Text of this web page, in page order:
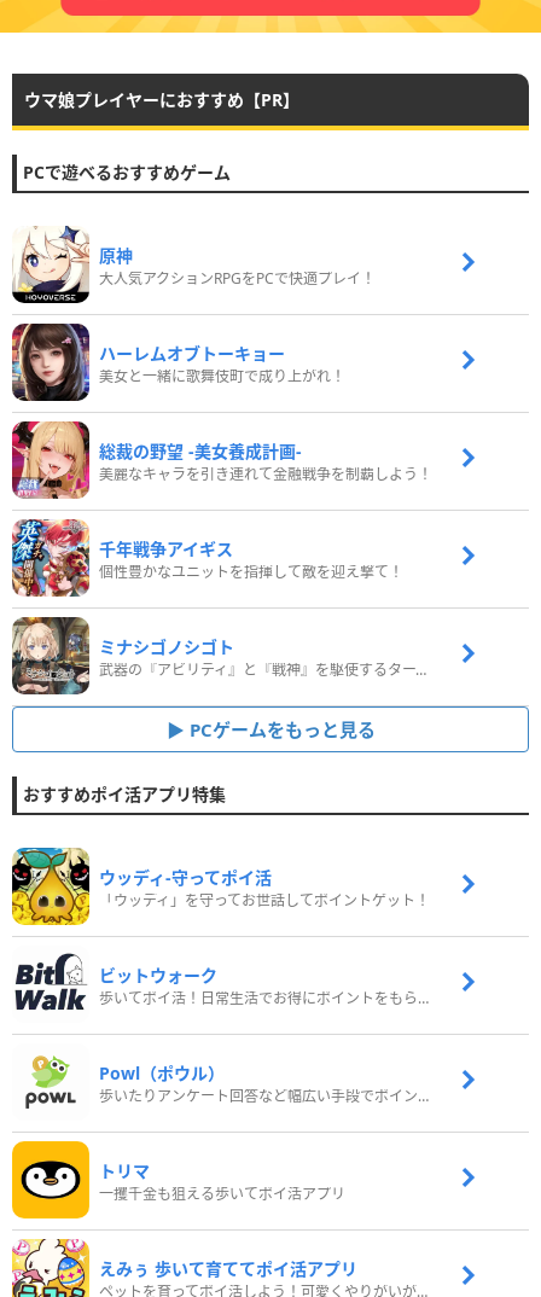
ウマ娘プレイヤーにおすすめ【PR】
PCで遊べるおすすめゲーム
原神
大人気アクションRPGをPCで快適プレイ！
ハーレムオブトーキョー
美女と一緒に歌舞伎町で成り上がれ！
総裁の野望 -美女養成計画-
美麗なキャラを引き連れて金融戦争を制覇しよう！
千年戦争アイギス
個性豊かなユニットを指揮して敵を迎え撃て！
ミナシゴノシゴト
武器の『アビリティ』と『戦神』を駆使するターン制コマンドバトルRPG！
PCゲームをもっと見る
おすすめポイ活アプリ特集
ウッディ‐守ってポイ活
「ウッディ」を守ってお世話してポイントゲット！
ビットウォーク
歩いてポイ活！日常生活でお得にポイントをもらおう
Powl（ポウル）
歩いたりアンケート回答など幅広い手段でポイントをゲット
トリマ
一攫千金も狙える歩いてポイ活アプリ
えみぅ 歩いて育ててポイ活アプリ
ペットを育ってポイ活しよう！可愛くやりがいがある新感覚アプリ